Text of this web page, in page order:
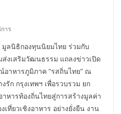
าร
ลนิธิกองทุนนิยมไทย ร่วมกับ
งเสริมวัฒนธรรม แถลงข่าวเปิด
อาหารภูมิภาค “รสถิ่นไทย” ณ
ก กรุงเทพฯ เพื่อรวบรวม ยก
หารท้องถิ่นไทยสู่การสร้างมูลค่า
เที่ยวเชิงอาหาร อย่างยั่งยืน งาน